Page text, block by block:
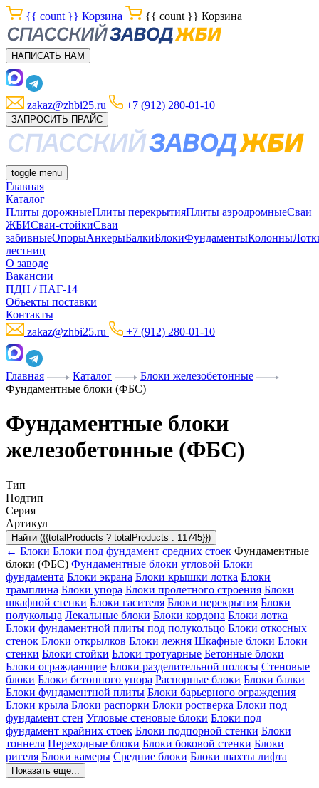
{{ count }} Корзина {{ count }} Корзина
НАПИСАТЬ НАМ
zakaz@zhbi25.ru +7 (912) 280-01-10
ЗАПРОСИТЬ ПРАЙС
toggle menu
Главная
Каталог
Плиты дорожныеПлиты перекрытияПлиты аэродромныеСваи
ЖБИСваи-стойкиСваи
забивныеОпорыАнкерыБалкиБлокиФундаментыКолонны
лестниц
О заводе
Вакансии
ПДН / ПАГ-14
Объекты поставки
Контакты
zakaz@zhbi25.ru
+7 (912) 280-01-10
Главная Каталог
Блоки железобетонные
Фундаментные блоки (ФБС)
Фундаментные блоки
железобетонные (ФБС)
Тип
Подтип
Серия
Артикул
Найти ({{totalProducts ? totalProducts : 11745}})
← Блоки Блоки под фундамент средних стоек Фундаментные
блоки (ФБС) Фундаментные блоки угловой Блоки
фундамента Блоки экрана Блоки крышки лотка Блоки
трамплина Блоки упора Блоки пролетного строения Блоки
шкафной стенки Блоки гасителя Блоки перекрытия Блоки
полукольца Лекальные блоки Блоки кордона Блоки лотка
Блоки фундаментной плиты под полукольцо Блоки откосных
стенок Блоки открылков Блоки лежня Шкафные блоки Блоки
стенки Блоки стойки Блоки тротуарные Бетонные блоки
Блоки ограждающие Блоки разделительной полосы Стеновые
блоки Блоки бетонного упора Распорные блоки Блоки балки
Блоки фундаментной плиты Блоки барьерного ограждения
Блоки крыла Блоки распорки Блоки ростверка Блоки под
фундамент стен Угловые стеновые блоки Блоки под
фундамент крайних стоек Блоки подпорной стенки Блоки
тоннеля Переходные блоки Блоки боковой стенки Блоки
ригеля Блоки камеры Средние блоки Блоки шахты лифта
Показать еще...